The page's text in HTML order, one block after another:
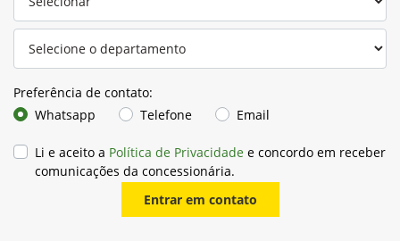
Preferência de contato:
Whatsapp
Telefone Email
Li e aceito a Política de Privacidade e concordo em receber
comunicações da concessionária.
Entrar em contato